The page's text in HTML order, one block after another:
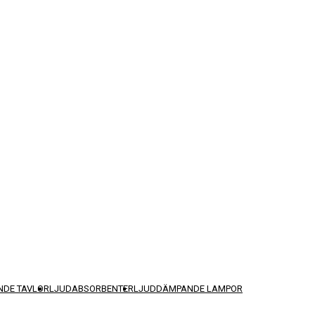
TAVLORLJUDABSORBENTERLJUDDÄMPANDE LAMPOR